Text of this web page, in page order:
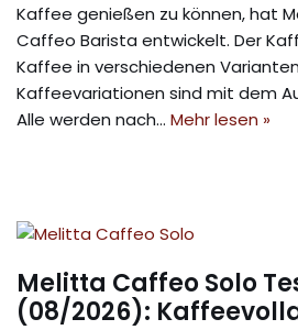
Kaffee genießen zu können, hat
Caffeo Barista entwickelt. Der
Kaffee in verschiedenen
Kaffeevariationen sind mit dem
Alle werden nach… Mehr lesen »
Melitta Caffeo Solo
(08/2026):